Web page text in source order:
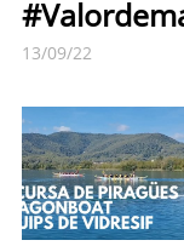
13/09/22